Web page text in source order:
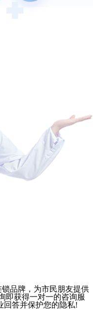
品牌，为市民朋友提供
即获得一对一的咨询服
回答并保护您的隐私!